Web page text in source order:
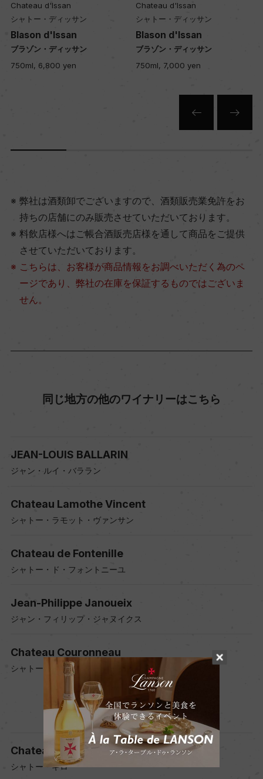
Chateau d'Issan
シャトー・ディッサン
Blason d'Issan
ブラゾン・ディッサン
750ml, 7,000 yen
Chateau d'Issan
シャトー・ディッサン
Chateau d'Issan
シャトー・ディッサン
750ml, 13,000 yen
弊社は酒類卸でございますので、酒類販売業免許をお
持ちの店舗にのみ販売させていただいております。
料飲店様へはご帳合酒販売店様を通して商品をご提供
させていただいております。
こちらは、お客様が商品情報をお調べいただく為のペ
ージであり、弊社の在庫を保証するものではございま
せん。
同じ地方の他のワイナリーはこちら
JEAN-LOUIS BALLARIN
ジャン・ルイ・バララン
Chateau Lamothe Vincent
シャトー・ラモット・ヴァンサン
Chateau de Fontenille
シャトー・ド・フォントニーユ
Jean-Philippe Janoueix
ジャン・フィリップ・ジャヌイクス
Chateau Couronneau
シャトー・クロノー
Chateau Guiraud
シャトー・ギロー